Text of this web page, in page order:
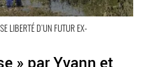
LIBERTÉ D’UN FUTUR EX-
» par Yvann et